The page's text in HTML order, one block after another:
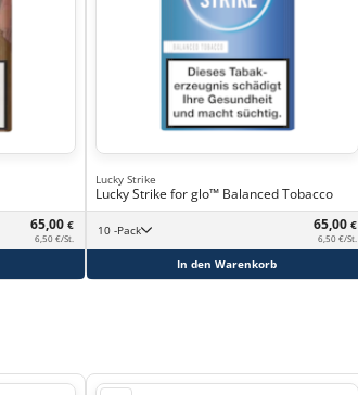
65,00 €
6,50 €/St.
Lucky Strike
Lucky Strike for glo™ Balanced Tobacco
10 -Pack 65,00 €
6,50 €/St.
In den Warenkorb